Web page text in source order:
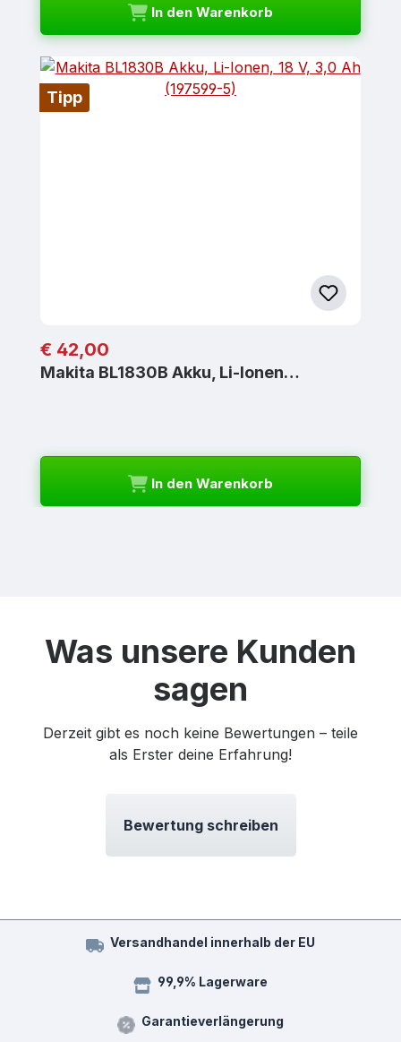
In den Warenkorb
Tipp
Regulärer Preis:
€ 42,00
Makita BL1830B Akku, Li-Ionen…
In den Warenkorb
Was unsere Kunden
sagen
Derzeit gibt es noch keine Bewertungen – teile
als Erster deine Erfahrung!
Bewertung schreiben
Versandhandel innerhalb der EU
99,9% Lagerware
Garantieverlängerung